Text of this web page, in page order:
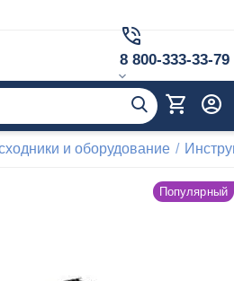
8 800-333-33-79
и оборудование /
Популярный